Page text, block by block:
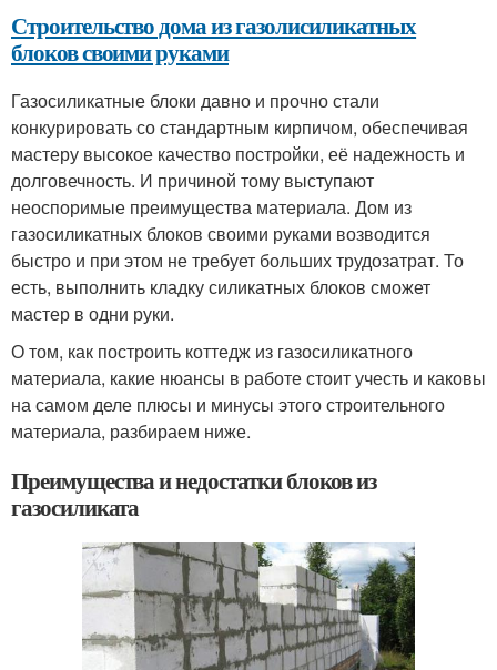
Строительство дома из газолисиликатных
блоков своими руками
Газосиликатные блоки давно и прочно стали
конкурировать со стандартным кирпичом, обеспечивая
мастеру высокое качество постройки, её надежность и
долговечность. И причиной тому выступают
неоспоримые преимущества материала. Дом из
газосиликатных блоков своими руками возводится
быстро и при этом не требует больших трудозатрат. То
есть, выполнить кладку силикатных блоков сможет
мастер в одни руки.
О том, как построить коттедж из газосиликатного
материала, какие нюансы в работе стоит учесть и каковы
на самом деле плюсы и минусы этого строительного
материала, разбираем ниже.
Преимущества и недостатки блоков из
газосиликата